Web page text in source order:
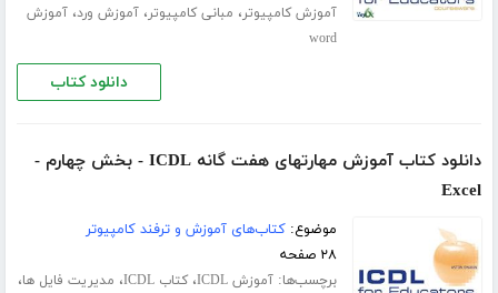
آموزش کامپیوتر، مبانی کامپیوتر،آموزش ورد،آموزش
word
دانلود کتاب
دانلود کتاب آموزش مهارتهای هفت گانه ICDL - بخش چهارم -
Excel
موضوع:کتاب‌های آموزش و ترفند کامپیوتر
۲۸ صفحه
برچسب‌ها:آموزش ICDL ،کتاب ICDL ، مدیریت فایل ها،